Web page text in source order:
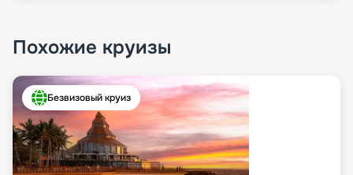
Похожие круизы
Безвизовый круиз